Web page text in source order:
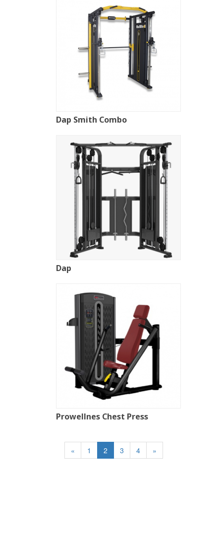
Dap Smith Combo
Dap
Prowellnes Chest Press
« 1 2 3 4 »